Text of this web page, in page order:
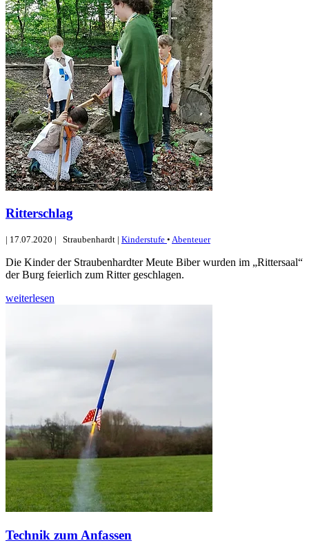
Ritterschlag
| 17.07.2020 | Straubenhardt | Kinderstufe • Abenteuer
Die Kinder der Straubenhardter Meute Biber wurden im „Rittersaal“
der Burg feierlich zum Ritter geschlagen.
weiterlesen
Technik zum Anfassen